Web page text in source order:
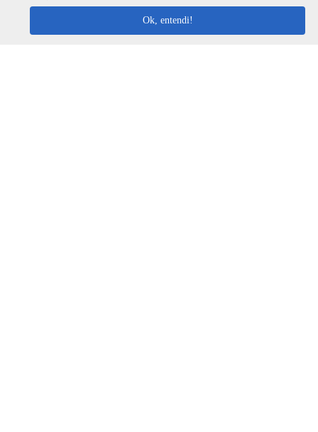
SIGA NOSSAS REDES SOCIAIS:
Ok, entendi!